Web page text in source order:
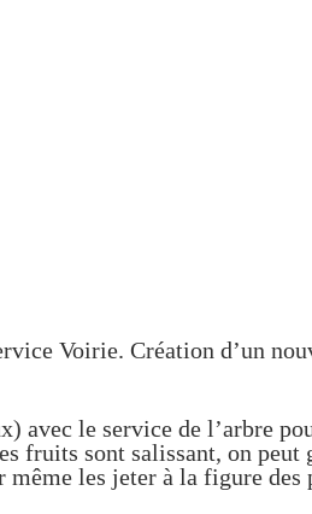
Voirie. Création d’un
avec le service de l’arbre
fruits sont salissant, on
même les jeter à la figure des